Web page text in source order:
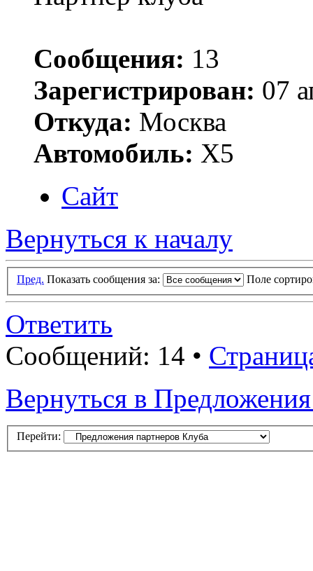
Сообщения: 13
Зарегистрирован: 07
Откуда: Москва
Автомобиль: Х5
Сайт
Вернуться к началу
Пред. Показать сообщения за: Поле
Ответить
Сообщений: 14 •
Вернуться в
Перейти: